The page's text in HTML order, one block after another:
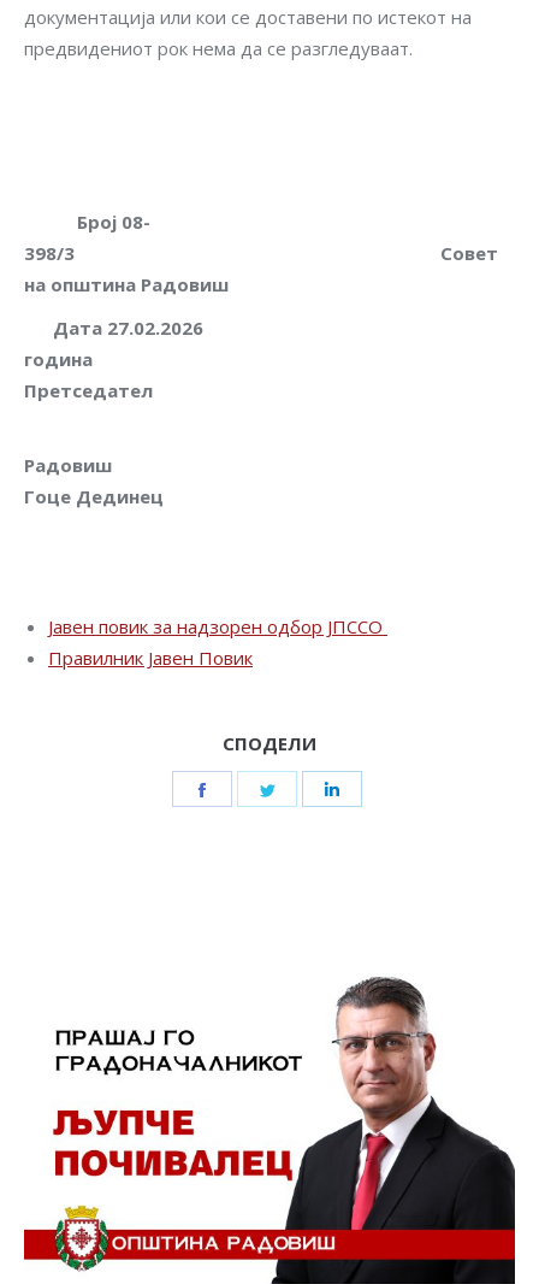
документација или кои се доставени по истекот на
предвидениот рок нема да се разгледуваат.
Број 08-
398/3 Совет
на општина Радовиш
Дата 27.02.2026
година
Претседател
Гоце Дединец
Јавен повик за надзорен одбор ЈПССО
Правилник Јавен Повик
СПОДЕЛИ
Share
Share